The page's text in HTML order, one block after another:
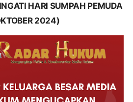
HARI SUMPAH PEMUDA
2024)